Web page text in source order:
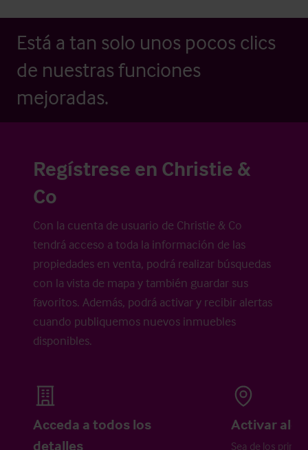
Está a tan solo unos pocos clics
de nuestras funciones
mejoradas.
Regístrese en Christie &
Co
Con la cuenta de usuario de Christie & Co
tendrá acceso a toda la información de las
propiedades en venta, podrá realizar búsquedas
con la vista de mapa y también guardar sus
favoritos. Además, podrá activar y recibir alertas
cuando publiquemos nuevos inmuebles
disponibles.
Acceda a todos los
detalles
Activar
Sea de los